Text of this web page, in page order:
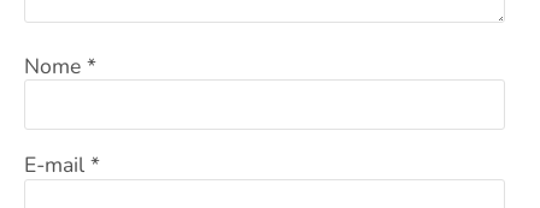
Nome *
E-mail *